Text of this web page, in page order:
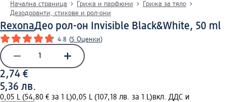
Начална страница Грижа и парфюми
Грижа за тяло
Дезодоранти, стикове и рол-они
RexonaДео рол-он Invisible Black&White, 50 ml
4.8 (5 Оценки)
2,74 €
5,36 лв.
0,05 L (54,80 € за 1 L)0,05 L (107,18 лв. за 1 L)вкл. ДДС и